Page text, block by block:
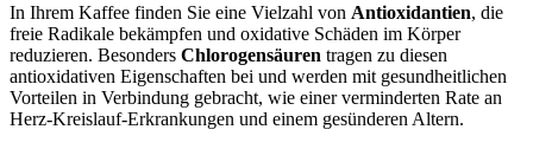
In Ihrem Kaffee finden Sie eine Vielzahl von Antioxidantien, die
freie Radikale bekämpfen und oxidative Schäden im Körper
reduzieren. Besonders Chlorogensäuren tragen zu diesen
antioxidativen Eigenschaften bei und werden mit gesundheitlichen
Vorteilen in Verbindung gebracht, wie einer verminderten Rate an
Herz-Kreislauf-Erkrankungen und einem gesünderen Altern.